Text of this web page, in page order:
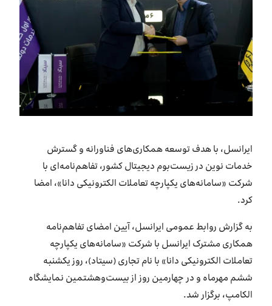
بازارگاه ایرانسل
ترابرد به ایرانسل
ایرانسل، با هدف توسعه همکاری‌های فناورانه و گسترش
خدمات نوین در زیست‌بوم دیجیتال کشور، تفاهم‌نامه‌ای با
شرکت «سامانه‌های یکپارچه تعاملات الکترونیکی دانا»، امضا
کرد.
به گزارش روابط عمومی ایرانسل، آیین امضای تفاهم‌نامه
همکاری مشترک ایرانسل با شرکت «سامانه‌های یکپارچه
تعاملات الکترونیکی دانا» با نام تجاری (سیتاد)، روز یکشنبه
ششم مهرماه و در چهارمین روز از بیست‌وهشتمین نمایشگاه
الکامپ، برگزار شد.